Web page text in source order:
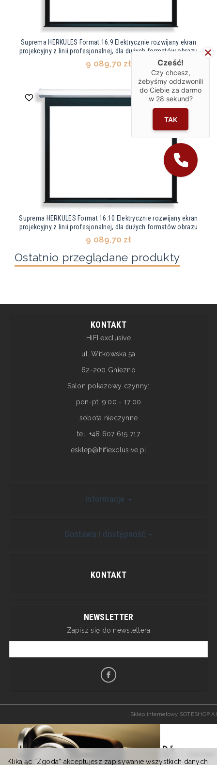
Suprema HERKULES Format 16:9 Elektrycznie rozwijany ekran
projekcyjny z linii profesjonalnej, dla dużych formatów obrazu
9 089,70 zł
Suprema HERKULES Format 16:10 Elektrycznie rozwijany ekran
projekcyjny z linii profesjonalnej, dla dużych formatów obrazu
9 089,70 zł
Ostatnio przeglądane produkty
KONTAKT
HiFI exclusive
ul. Witkowska 5a
62-200 Gniezno
Salon pokazowy czynny:
pon-pt: 9:00 - 17:00
sobota nieczynne
tel. +48 607 615 717
esklep@hifiexclusive.pl
Informacje
Dostawa i dostępność
KONTAKT
NEWSLETTER
Zapisz się do newslettera
Sklep internetowy SOTESHOP AI
Klikając “Zgoda” akceptujesz zapisywanie wszystkich danych
Cześć!
Czy chcesz,
żebyśmy oddzwonili
do Ciebie za darmo
w 28 sekund?
TAK